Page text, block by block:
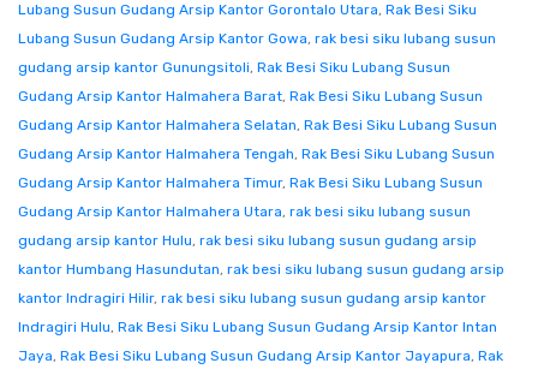
Lubang Susun Gudang Arsip Kantor Gorontalo Utara, Rak Besi Siku
Lubang Susun Gudang Arsip Kantor Gowa, rak besi siku lubang susun
gudang arsip kantor Gunungsitoli, Rak Besi Siku Lubang Susun
Gudang Arsip Kantor Halmahera Barat, Rak Besi Siku Lubang Susun
Gudang Arsip Kantor Halmahera Selatan, Rak Besi Siku Lubang Susun
Gudang Arsip Kantor Halmahera Tengah, Rak Besi Siku Lubang Susun
Gudang Arsip Kantor Halmahera Timur, Rak Besi Siku Lubang Susun
Gudang Arsip Kantor Halmahera Utara, rak besi siku lubang susun
gudang arsip kantor Hulu, rak besi siku lubang susun gudang arsip
kantor Humbang Hasundutan, rak besi siku lubang susun gudang arsip
kantor Indragiri Hilir, rak besi siku lubang susun gudang arsip kantor
Indragiri Hulu, Rak Besi Siku Lubang Susun Gudang Arsip Kantor Intan
Jaya, Rak Besi Siku Lubang Susun Gudang Arsip Kantor Jayapura, Rak